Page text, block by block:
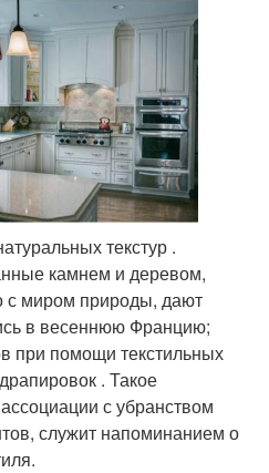
текстур .
камнем и деревом,
с миром природы, дают
в весеннюю Францию;
при помощи текстильных
. Такое
с убранством
служит напоминанием о